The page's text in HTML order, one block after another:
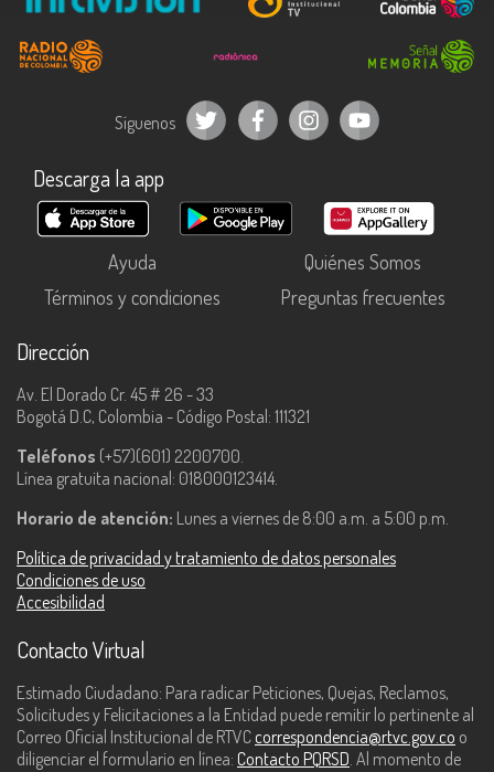
Síguenos
Descarga la app
Ayuda
Quiénes Somos
Términos y condiciones
Preguntas frecuentes
Dirección
Av. El Dorado Cr. 45 # 26 - 33
Bogotá D.C, Colombia - Código Postal: 111321
Teléfonos (+57)(601) 2200700.
Línea gratuita nacional: 018000123414.
Horario de atención: Lunes a viernes de 8:00 a.m. a 5:00 p.m.
Política de privacidad y tratamiento de datos personales
Condiciones de uso
Accesibilidad
Contacto Virtual
Estimado Ciudadano: Para radicar Peticiones, Quejas, Reclamos,
Solicitudes y Felicitaciones a la Entidad puede remitir lo pertinente al
Correo Oficial Institucional de RTVC correspondencia@rtvc.gov.co o
diligenciar el formulario en línea: Contacto PQRSD. Al momento de